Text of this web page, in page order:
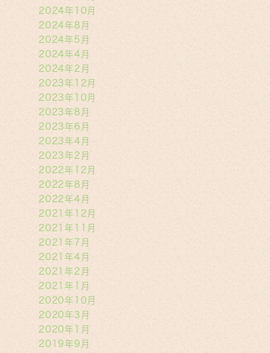
2024年10月
2024年8月
2024年5月
2024年4月
2024年2月
2023年12月
2023年10月
2023年8月
2023年6月
2023年4月
2023年2月
2022年12月
2022年8月
2022年4月
2021年12月
2021年11月
2021年7月
2021年4月
2021年2月
2021年1月
2020年10月
2020年3月
2020年1月
2019年9月